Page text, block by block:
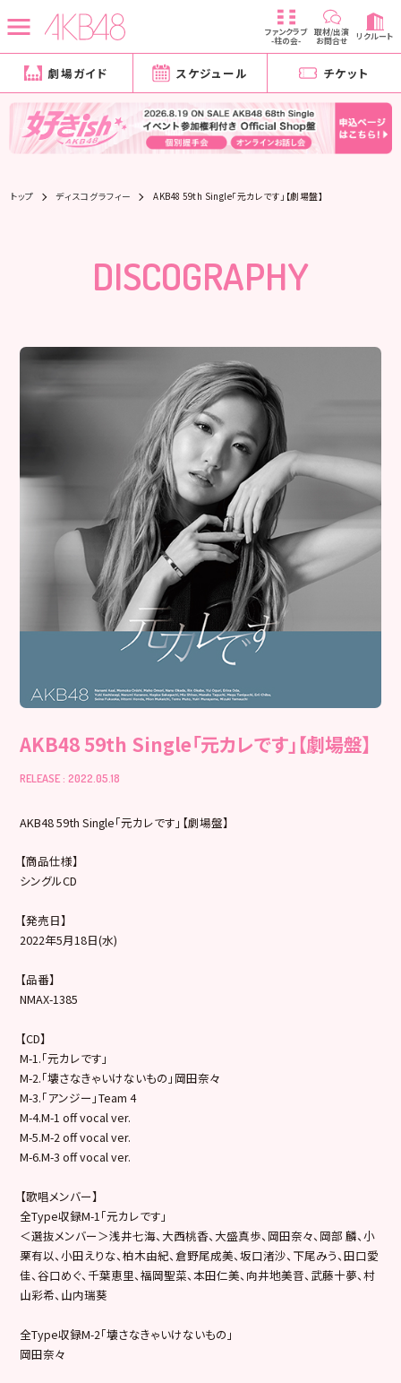
ファンクラブ
-柱の会-
取材/出演
お問合せ リクルート
劇場ガイド スケジュール チケット
トップ ディスコグラフィー AKB48 59th Single「元カレです」【劇場盤】
DISCOGRAPHY
AKB48 59th Single「元カレです」【劇場盤】
RELEASE : 2022.05.18
AKB48 59th Single「元カレです」【劇場盤】
【商品仕様】
シングルCD
【発売日】
2022年5月18日(水)
【品番】
NMAX-1385
【CD】
M-1.「元カレです」
M-2.「壊さなきゃいけないもの」岡田奈々
M-3.「アンジー」Team 4
M-4.M-1 off vocal ver.
M-5.M-2 off vocal ver.
M-6.M-3 off vocal ver.
【歌唱メンバー】
全Type収録M-1「元カレです」
＜選抜メンバー＞浅井七海、大西桃香、大盛真歩、岡田奈々、岡部 麟、小
栗有以、小田えりな、柏木由紀、倉野尾成美、坂口渚沙、下尾みう、田口愛
佳、谷口めぐ、千葉恵里、福岡聖菜、本田仁美、向井地美音、武藤十夢、村
山彩希、山内瑞葵
全Type収録M-2「壊さなきゃいけないもの」
岡田奈々